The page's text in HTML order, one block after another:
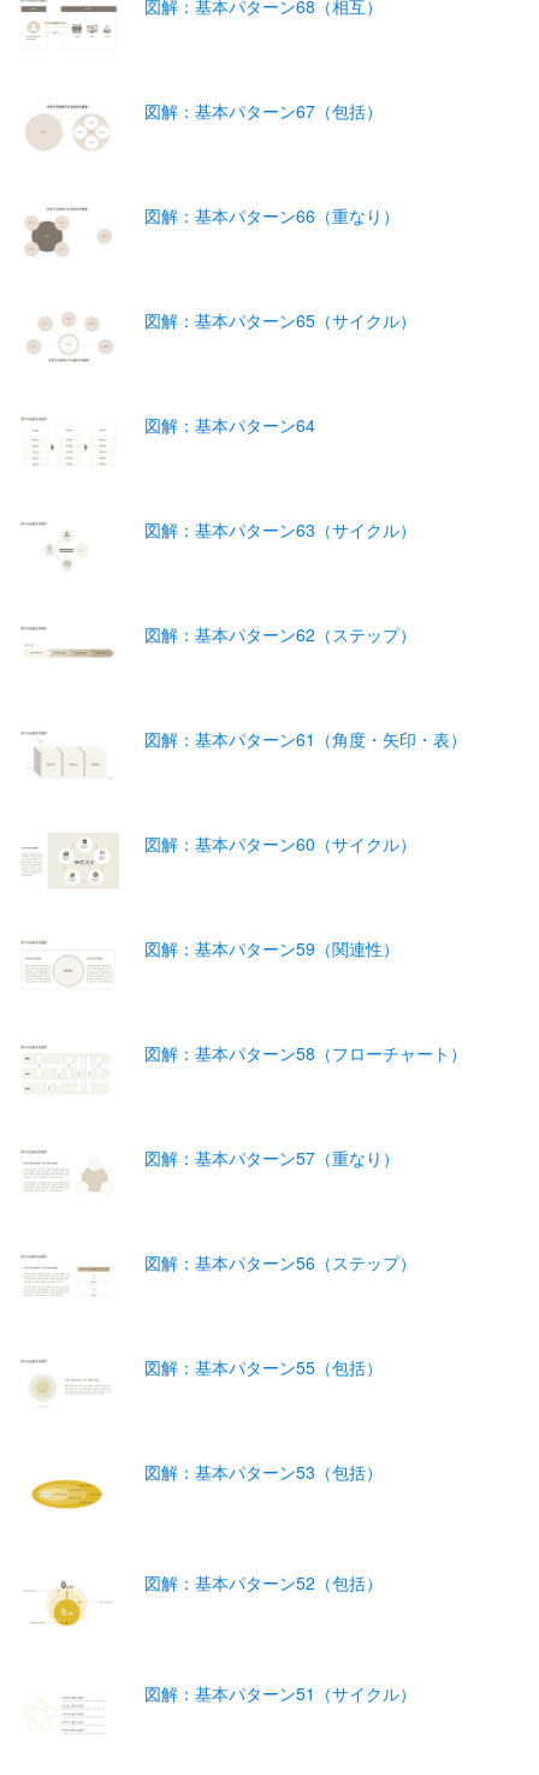
図解：基本パターン68（相互）
図解：基本パターン67（包括）
図解：基本パターン66（重なり）
図解：基本パターン65（サイクル）
図解：基本パターン64
図解：基本パターン63（サイクル）
図解：基本パターン62（ステップ）
図解：基本パターン61（角度・矢印・表）
図解：基本パターン60（サイクル）
図解：基本パターン59（関連性）
図解：基本パターン58（フローチャート）
図解：基本パターン57（重なり）
図解：基本パターン56（ステップ）
図解：基本パターン55（包括）
図解：基本パターン53（包括）
図解：基本パターン52（包括）
図解：基本パターン51（サイクル）